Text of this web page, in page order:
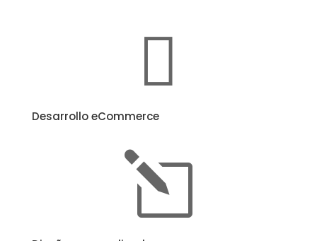

Desarrollo eCommerce
l